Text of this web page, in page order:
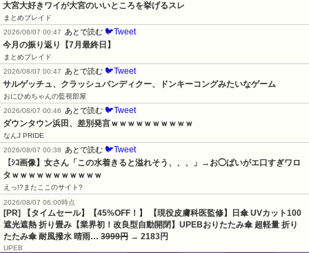
大宮大好きワイが大宮のいいところを挙げるスレ
まとめブレイド
2026/08/07 00:47
あとで読む 🐦Tweet
今月の振り返り【7月最終日】
まとめブレイド
2026/08/07 00:47
あとで読む 🐦Tweet
サルゲッチュ、クラッシュバンディクー、ドンキーコングみたいなゲーム
おにひめちゃんの監視部屋
2026/08/07 00:46
あとで読む 🐦Tweet
ダウンタウン浜田、差別発言ｗｗｗｗｗｗｗｗｗｗ
なんJ PRIDE
2026/08/07 00:38
あとで読む 🐦Tweet
【ｼｺ画像】女さん「この水着きると溢れそう、、、」→お◯ぱいがエ口すぎワロ
タｗｗｗｗｗｗｗｗｗｗｗ
えっ!?またここのサイト?
2026/08/07 06:00時点
[PR] 【タイムセール】【45%OFF！】 【現役皮膚科医監修】日傘 UVカット100
遮光遮熱 折り畳み【業界初！改良型自動開閉】UPEBおりたたみ傘 超軽量 折り
たたみ傘 耐風撥水 晴雨… 3999円 → 2183円
UPEB